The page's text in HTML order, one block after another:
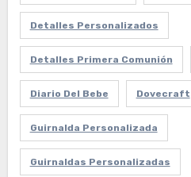
Detalles Personalizados
Detalles Primera Comunión
Diario Del Bebe Dovecraft
Guirnalda Personalizada
Guirnaldas Personalizadas